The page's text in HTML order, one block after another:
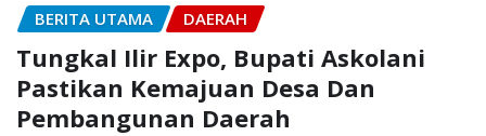
BERITA UTAMA DAERAH
Tungkal Ilir Expo, Bupati Askolani
Pastikan Kemajuan Desa Dan
Pembangunan Daerah